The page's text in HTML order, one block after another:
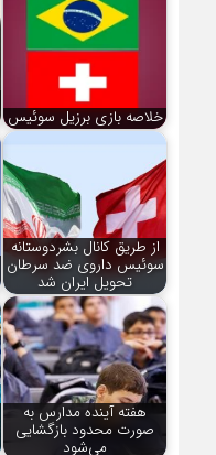
خلاصه بازی برزیل سوئیس
از طریق کانال بشردوستانه
سوئیس داروی ضد سرطان
تحویل ایران شد
هفته آینده مدارس به
صورت محدود بازگشایی
می‌شود